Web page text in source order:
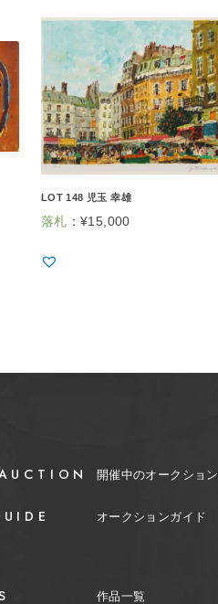
LOT 148 児玉 幸雄
落札 ： ¥15,000
開催中のオークション
オークションガイド
作品一覧